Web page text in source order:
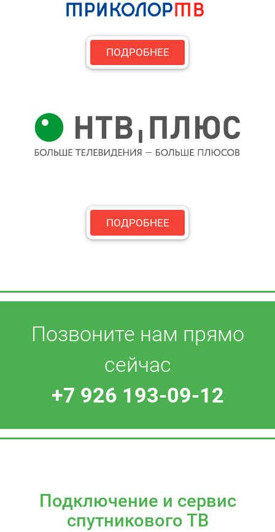
ПОДРОБНЕЕ
ПОДРОБНЕЕ
Позвоните нам прямо
сейчас
+7 926 193-09-12
Подключение и сервис
спутникового ТВ